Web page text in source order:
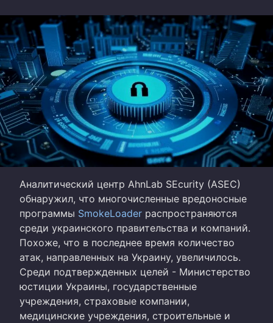
Аналитический центр AhnLab SEcurity (ASEC)
обнаружил, что многочисленные вредоносные
программы SmokeLoader распространяются
среди украинского правительства и компаний.
Похоже, что в последнее время количество
атак, направленных на Украину, увеличилось.
Среди подтвержденных целей - Министерство
юстиции Украины, государственные
учреждения, страховые компании,
медицинские учреждения, строительные и